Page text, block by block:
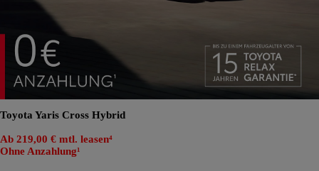
Toyota Yaris Cross Hybrid
Ab 219,00 € mtl. leasen⁴
Ohne Anzahlung¹